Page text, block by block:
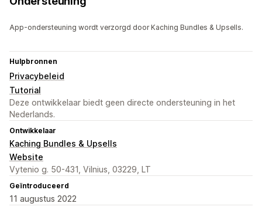
App-ondersteuning wordt verzorgd door Kaching Bundles & Upsells.
Hulpbronnen
Privacybeleid
Tutorial
Deze ontwikkelaar biedt geen directe ondersteuning in het
Nederlands.
Ontwikkelaar
Kaching Bundles & Upsells
Website
Vytenio g. 50-431, Vilnius, 03229, LT
Geïntroduceerd
11 augustus 2022